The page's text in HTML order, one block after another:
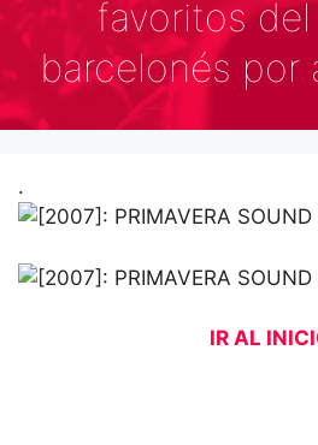
favoritos
barcelonés por
.
IR AL